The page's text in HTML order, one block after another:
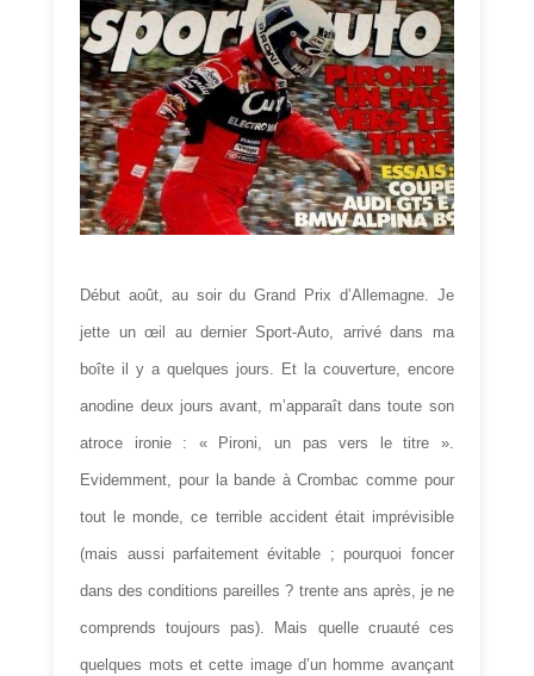
Début août, au soir du Grand Prix d’Allemagne. Je
jette un œil au dernier Sport-Auto, arrivé dans ma
boîte il y a quelques jours. Et la couverture, encore
anodine deux jours avant, m’apparaît dans toute son
atroce ironie : « Pironi, un pas vers le titre ».
Evidemment, pour la bande à Crombac comme pour
tout le monde, ce terrible accident était imprévisible
(mais aussi parfaitement évitable ; pourquoi foncer
dans des conditions pareilles ? trente ans après, je ne
comprends toujours pas). Mais quelle cruauté ces
quelques mots et cette image d’un homme avançant